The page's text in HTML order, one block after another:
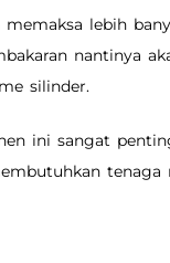
lebih
nantinya
silinder.
ini sangat
tenaga